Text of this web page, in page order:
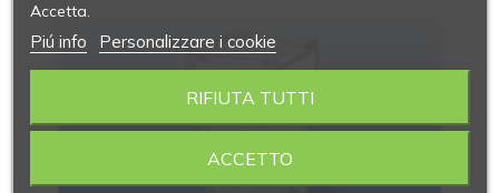
Accetta.
Piú info Personalizzare i cookie
RIFIUTA TUTTI
ACCETTO